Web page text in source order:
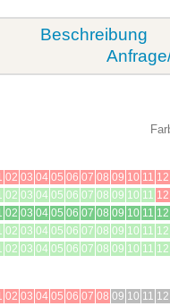
Beschreibung
02 03 04 05 06 07 08 09 10 11 12
02 03 04 05 06 07 08 09 10 11 12
02 03 04 05 06 07 08 09 10 11 12
02 03 04 05 06 07 08 09 10 11 12
02 03 04 05 06 07 08 09 10 11 12
02 03 04 05 06 07 08 09 10 11 12